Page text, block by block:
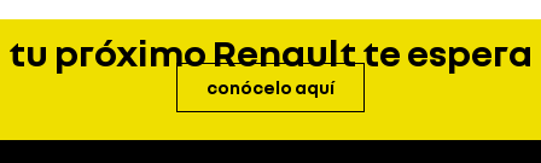
tu próximo Renault te espera
conócelo aquí